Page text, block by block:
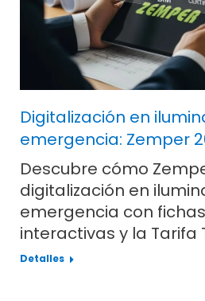
Digitalización en
emergencia: Zemper
Descubre cómo
digitalización en
emergencia con
interactivas y la Tarifa
Detalles